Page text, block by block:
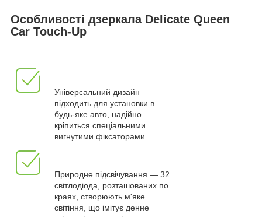
Особливості дзеркала Delicate Queen
Car Touch-Up
Універсальний дизайн
підходить для установки в
будь-яке авто, надійно
кріпиться спеціальними
вигнутими фіксаторами.
Природне підсвічування — 32
світлодіода, розташованих по
краях, створюють м'яке
світіння, що імітує денне